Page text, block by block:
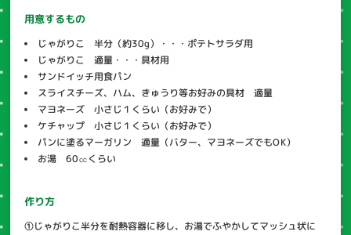
用意するもの
じゃがりこ 半分（約30g）・・・ポテトサラダ用
じゃがりこ 適量・・・具材用
サンドイッチ用食パン
スライスチーズ、ハム、きゅうり等お好みの具材 適量
マヨネーズ 小さじ１くらい（お好みで）
ケチャップ 小さじ１くらい（お好みで）
パンに塗るマーガリン 適量（バター、マヨネーズでもOK）
お湯 60㏄くらい
作り方
①じゃがりこ半分を耐熱容器に移し、お湯でふやかしてマッシュ状に